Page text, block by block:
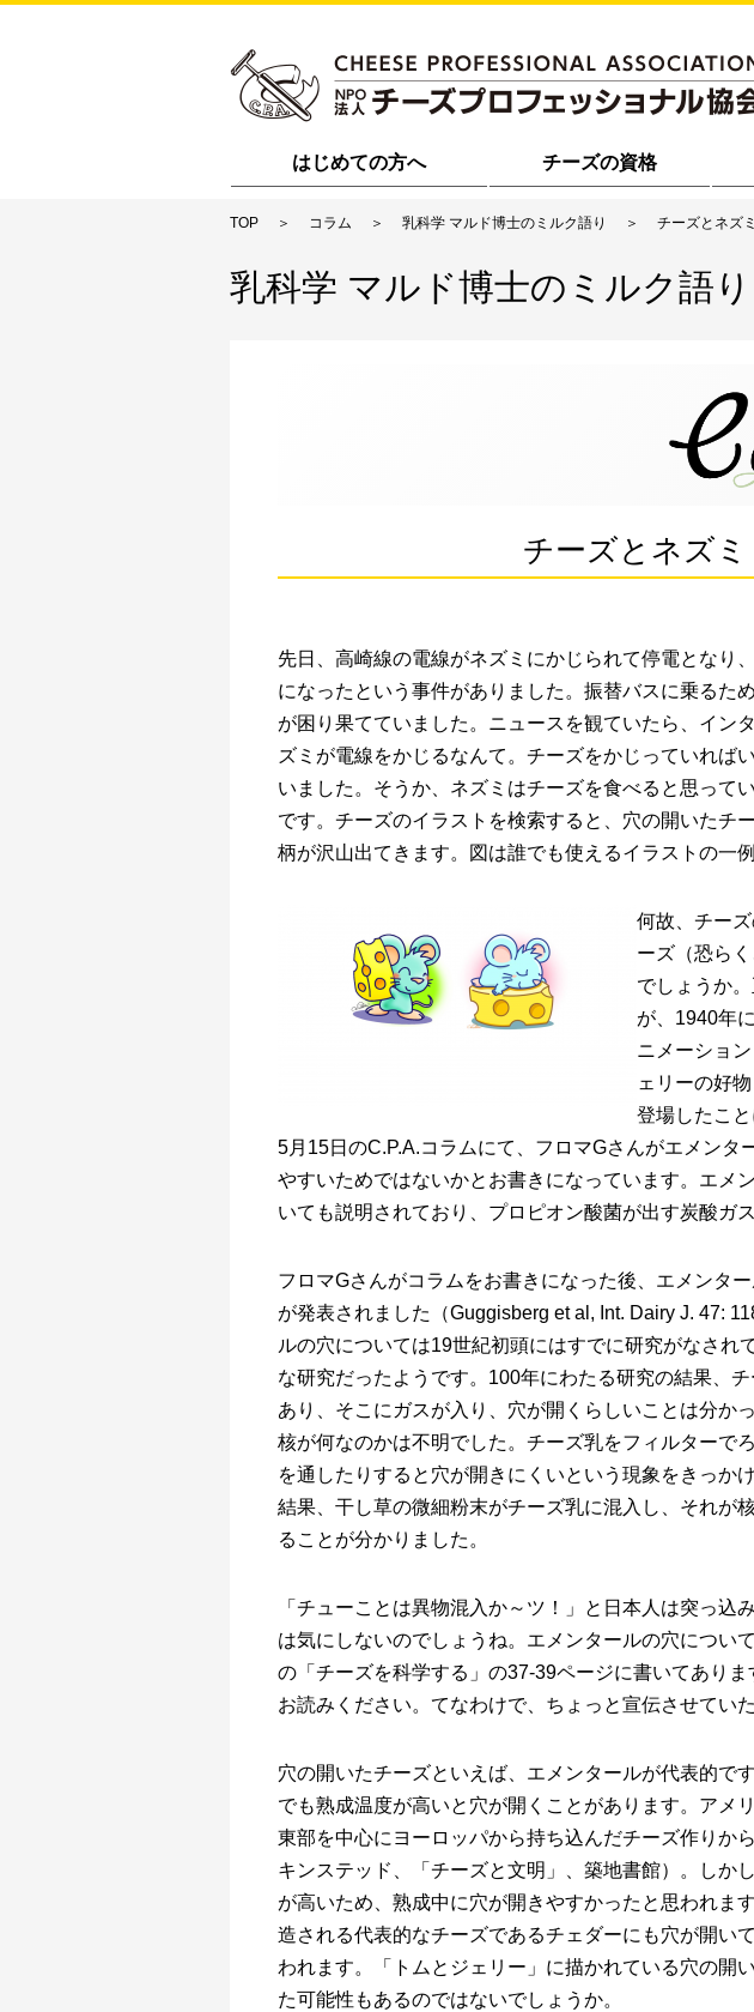
はじめての方へ チーズの資格
TOP コラム 乳科学 マルド博士のミルク語り チーズとネズミ
乳科学 マルド博士のミルク語り
チーズとネズミ
先日、高崎線の電線がネズミにかじられて停電となり
になったという事件がありました。振替バスに乗るた
が困り果てていました。ニュースを観ていたら、イン
ズミが電線をかじるなんて。チーズをかじっていれば
いました。そうか、ネズミはチーズを食べると思って
です。チーズのイラストを検索すると、穴の開いたチ
柄が沢山出てきます。図は誰でも使えるイラストの一例
何故、チー
ーズ（恐ら
でしょうか
が、1940年
ニメーショ
ェリーの好
登場したこ
5月15日のC.P.A.コラムにて、フロマGさんがエメンタ
やすいためではないかとお書きになっています。エメ
いても説明されており、プロピオン酸菌が出す炭酸ガ
フロマGさんがコラムをお書きになった後、エメンタ
が発表されました（Guggisberg et al, Int. Dairy J. 47:
ルの穴については19世紀初頭にはすでに研究がなされ
な研究だったようです。100年にわたる研究の結果、
あり、そこにガスが入り、穴が開くらしいことは分か
核が何なのかは不明でした。チーズ乳をフィルターで
を通したりすると穴が開きにくいという現象をきっか
結果、干し草の微細粉末がチーズ乳に混入し、それが
ることが分かりました。
「チューことは異物混入か～ツ！」と日本人は突っ込
は気にしないのでしょうね。エメンタールの穴につい
の「チーズを科学する」の37-39ページに書いてありま
お読みください。てなわけで、ちょっと宣伝させてい
穴の開いたチーズといえば、エメンタールが代表的で
でも熟成温度が高いと穴が開くことがあります。アメ
東部を中心にヨーロッパから持ち込んだチーズ作りか
キンステッド、「チーズと文明」、築地書館）。しか
が高いため、熟成中に穴が開きやすかったと思われま
造される代表的なチーズであるチェダーにも穴が開い
われます。「トムとジェリー」に描かれている穴の開
た可能性もあるのではないでしょうか。